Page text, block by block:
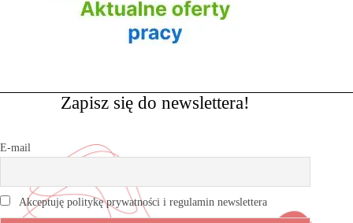
Zapisz się do newslettera!
E-mail
Akceptuję politykę prywatności i regulamin newslettera